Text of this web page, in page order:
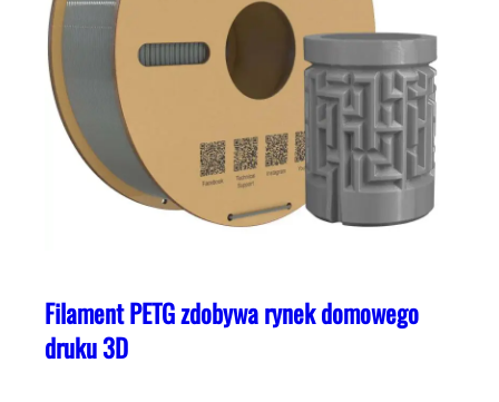
Filament PETG zdobywa rynek domowego
druku 3D